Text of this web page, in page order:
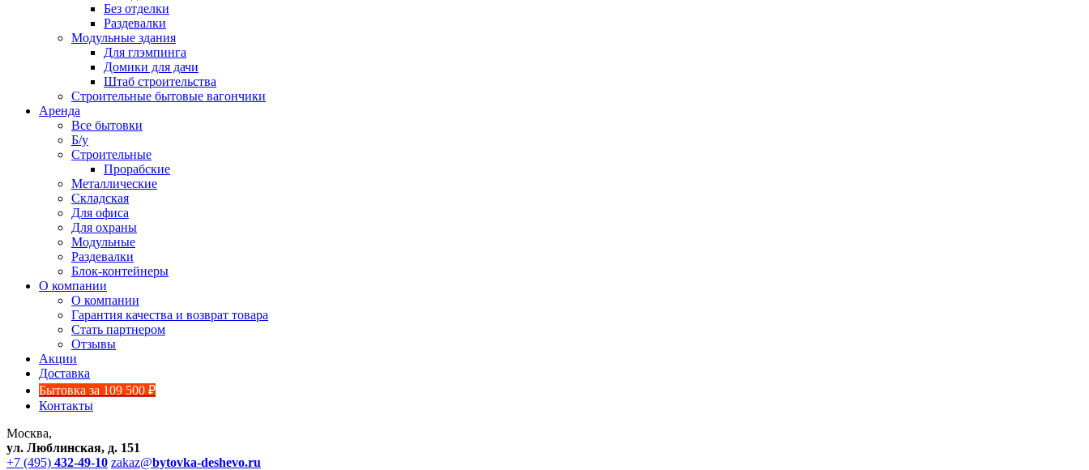
Без отделки
Раздевалки
Модульные здания
Для глэмпинга
Домики для дачи
Штаб строительства
Строительные бытовые вагончики
Аренда
Все бытовки
Б/у
Строительные
Прорабские
Металлические
Складская
Для офиса
Для охраны
Модульные
Раздевалки
Блок-контейнеры
О компании
О компании
Гарантия качества и возврат товара
Стать партнером
Отзывы
Акции
Доставка
Бытовка за 109 500 ₽
Контакты
Москва,
ул. Люблинская, д. 151
+7 (495) 432-49-10 zakaz@bytovka-deshevo.ru